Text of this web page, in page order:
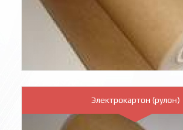
Электрокартон (рулон)